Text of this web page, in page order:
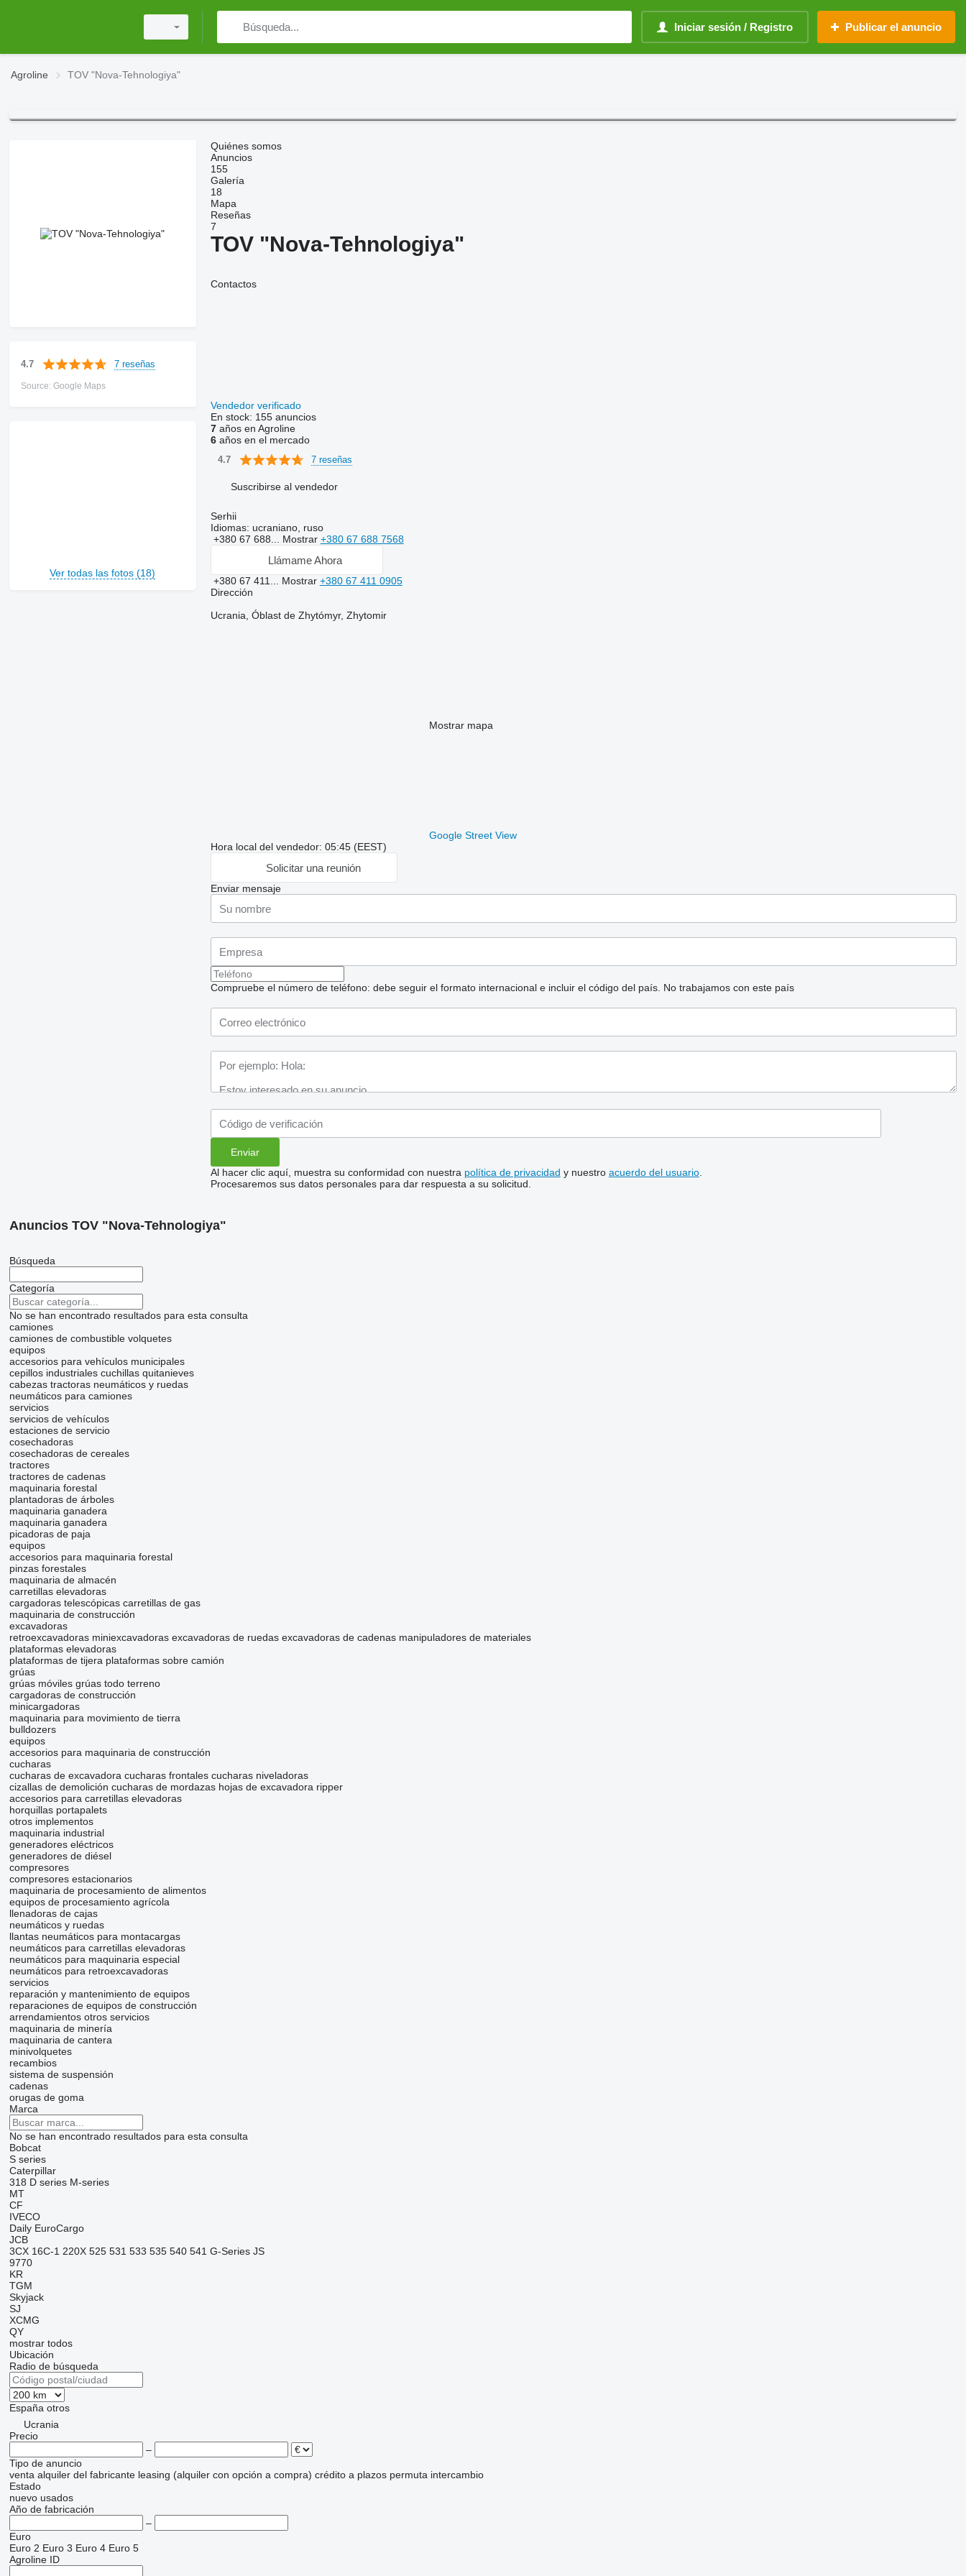
Iniciar sesión / Registro Publicar el anuncio
Agroline TOV "Nova-Tehnologiya"
4.7 7 reseñas
Source: Google Maps
Ver todas las fotos (18)
Quiénes somos
Anuncios
155
Galería
18
Mapa
Reseñas
7
TOV "Nova-Tehnologiya"
Contactos
Vendedor verificado
En stock: 155 anuncios
7años en Agroline
6años en el mercado
4.7 7 reseñas
Suscribirse al vendedor
Serhii
Idiomas: ucraniano, ruso
+380 67 688... Mostrar +380 67 688 7568
Llámame Ahora
+380 67 411... Mostrar +380 67 411 0905
Dirección
Ucrania, Óblast de Zhytómyr, Zhytomir
Mostrar mapa
Google Street View
Hora local del vendedor: 05:45 (EEST)
Solicitar una reunión
Enviar mensaje
Compruebe el número de teléfono: debe seguir el formato internacional e incluir el código del país. No trabajamos con este país
Al hacer clic aquí, muestra su conformidad con nuestra política de privacidad y nuestro acuerdo del usuario.
Procesaremos sus datos personales para dar respuesta a su solicitud.
Anuncios TOV "Nova-Tehnologiya"
Búsqueda
Categoría
No se han encontrado resultados para esta consulta
camiones
camiones de combustible volquetes
equipos
accesorios para vehículos municipales
cepillos industriales cuchillas quitanieves
cabezas tractoras neumáticos y ruedas
neumáticos para camiones
servicios
servicios de vehículos
estaciones de servicio
cosechadoras
cosechadoras de cereales
tractores
tractores de cadenas
maquinaria forestal
plantadoras de árboles
maquinaria ganadera
maquinaria ganadera
picadoras de paja
equipos
accesorios para maquinaria forestal
pinzas forestales
maquinaria de almacén
carretillas elevadoras
cargadoras telescópicas carretillas de gas
maquinaria de construcción
excavadoras
retroexcavadoras miniexcavadoras excavadoras de ruedas excavadoras de cadenas manipuladores de materiales
plataformas elevadoras
plataformas de tijera plataformas sobre camión
grúas
grúas móviles grúas todo terreno
cargadoras de construcción
minicargadoras
maquinaria para movimiento de tierra
bulldozers
equipos
accesorios para maquinaria de construcción
cucharas
cucharas de excavadora cucharas frontales cucharas niveladoras
cizallas de demolición cucharas de mordazas hojas de excavadora ripper
accesorios para carretillas elevadoras
horquillas portapalets
otros implementos
maquinaria industrial
generadores eléctricos
generadores de diésel
compresores
compresores estacionarios
maquinaria de procesamiento de alimentos
equipos de procesamiento agrícola
llenadoras de cajas
neumáticos y ruedas
llantas neumáticos para montacargas
neumáticos para carretillas elevadoras
neumáticos para maquinaria especial
neumáticos para retroexcavadoras
servicios
reparación y mantenimiento de equipos
reparaciones de equipos de construcción
arrendamientos otros servicios
maquinaria de minería
maquinaria de cantera
minivolquetes
recambios
sistema de suspensión
cadenas
orugas de goma
Marca
No se han encontrado resultados para esta consulta
Bobcat
S series
Caterpillar
318 D series M-series
MT
CF
IVECO
Daily EuroCargo
JCB
3CX 16C-1 220X 525 531 533 535 540 541 G-Series JS
9770
KR
TGM
Skyjack
SJ
XCMG
QY
mostrar todos
Ubicación
Radio de búsqueda
España otros
Ucrania
Precio
–
Tipo de anuncio
venta alquiler del fabricante leasing (alquiler con opción a compra) crédito a plazos permuta intercambio
Estado
nuevo usados
Año de fabricación
–
Euro
Euro 2 Euro 3 Euro 4 Euro 5
Agroline ID